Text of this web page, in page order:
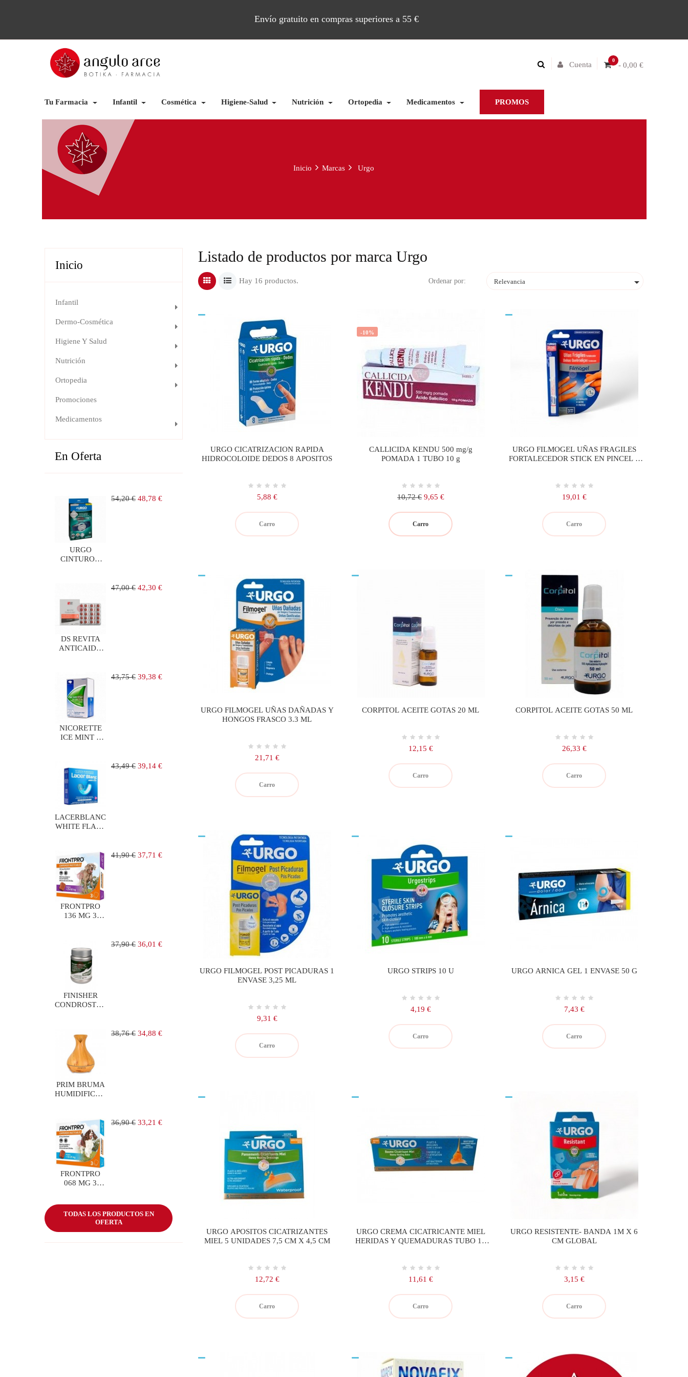
Envío gratuito en compras superiores a 55 €
0
- 0,00 €
Cuenta
Tu Farmacia Infantil Cosmética Higiene-Salud Nutrición Ortopedia Medicamentos PROMOS
Inicio Marcas Urgo
Inicio
Infantil
Dermo-Cosmética
Higiene Y Salud
Nutrición
Ortopedia
Promociones
Medicamentos
En Oferta
URGO
CINTURON
Precio
54,20 € Precio
48,78 €
DS REVITA
ANTICAIDA
Precio
47,00 € Precio
42,30 €
NICORETTE
ICE MINT 2
MEDICAMENTOS
Precio
43,75 € Precio
39,38 €
LACERBLANC
WHITE FLASH
Precio
43,49 € Precio
39,14 €
FRONTPRO
136 MG 3
Precio
41,90 € Precio
37,71 €
FINISHER
CONDROSTOP
Precio
37,90 € Precio
36,01 €
PRIM BRUMA
HUMIDIFICADOR
Precio
38,76 € Precio
34,88 €
FRONTPRO
068 MG 3
KG
Precio
36,90 € Precio
33,21 €
TODAS LOS PRODUCTOS EN
OFERTA
Listado de productos por marca Urgo
Hay 16 productos. Ordenar por: Relevancia 
URGO CICATRIZACION RAPIDA
HIDROCOLOIDE DEDOS 8 APOSITOS
Precio
5,88 €
Carro
-10%
CALLICIDA KENDU 500 mg/g
POMADA 1 TUBO 10 g
Precio
10,72 € Precio
9,65 €
Carro
URGO FILMOGEL UÑAS FRAGILES
FORTALECEDOR STICK EN PINCEL 1
Precio
19,01 €
Carro
URGO FILMOGEL UÑAS DAÑADAS Y
HONGOS FRASCO 3.3 ML
Precio
21,71 €
Carro
CORPITOL ACEITE GOTAS 20 ML
Precio
12,15 €
Carro
CORPITOL ACEITE GOTAS 50 ML
Precio
26,33 €
Carro
URGO FILMOGEL POST PICADURAS 1
ENVASE 3,25 ML
Precio
9,31 €
Carro
URGO STRIPS 10 U
Precio
4,19 €
Carro
URGO ARNICA GEL 1 ENVASE 50 G
Precio
7,43 €
Carro
URGO APOSITOS CICATRIZANTES
MIEL 5 UNIDADES 7,5 CM X 4,5 CM
Precio
12,72 €
Carro
URGO CREMA CICATRICANTE MIEL
HERIDAS Y QUEMADURAS TUBO 15
Precio
11,61 €
Carro
URGO RESISTENTE- BANDA 1M X 6
CM GLOBAL
Precio
3,15 €
Carro